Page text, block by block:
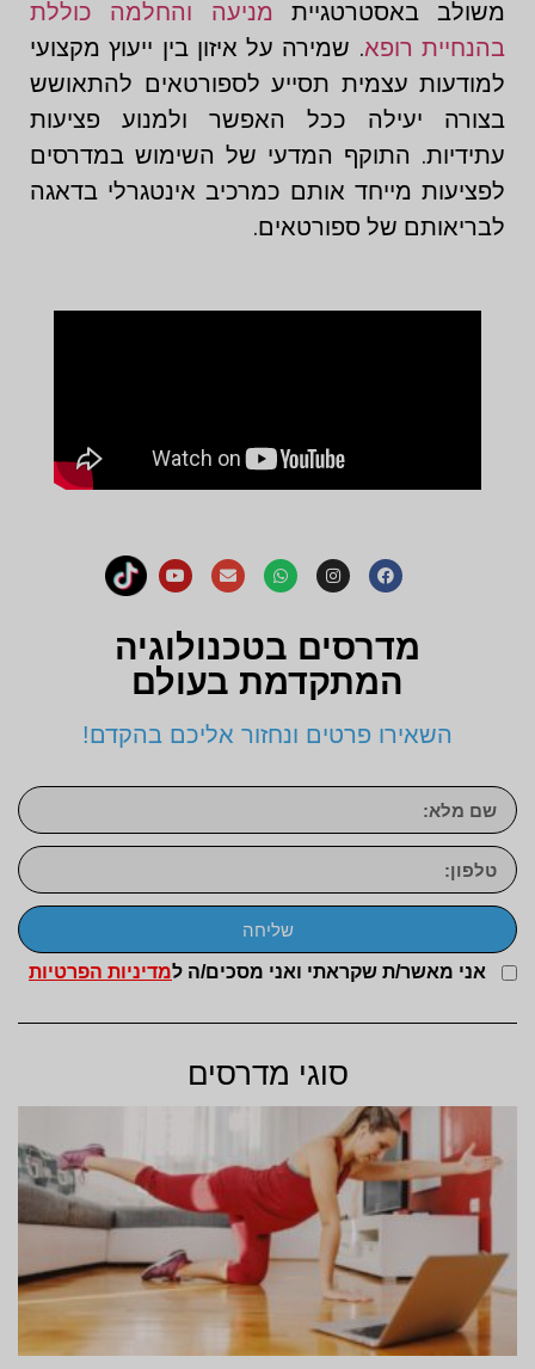
משולב באסטרטגיית מניעה והחלמה כוללת
בהנחיית רופא. שמירה על איזון בין ייעוץ מקצועי
למודעות עצמית תסייע לספורטאים להתאושש
בצורה יעילה ככל האפשר ולמנוע פציעות
עתידיות. התוקף המדעי של השימוש במדרסים
לפציעות מייחד אותם כמרכיב אינטגרלי בדאגה
לבריאותם של ספורטאים.
מדרסים בטכנולוגיה
המתקדמת בעולם
השאירו פרטים ונחזור אליכם בהקדם!
אני מאשר/ת שקראתי ואני מסכים/ה למדיניות הפרטיות
שליחה
סוגי מדרסים